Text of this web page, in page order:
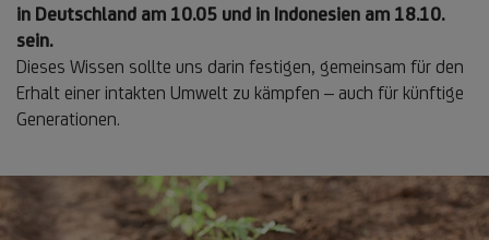
in Deutschland am 10.05 und in Indonesien am 18.10.
sein.
Dieses Wissen sollte uns darin festigen, gemeinsam für den
Erhalt einer intakten Umwelt zu kämpfen – auch für künftige
Generationen.